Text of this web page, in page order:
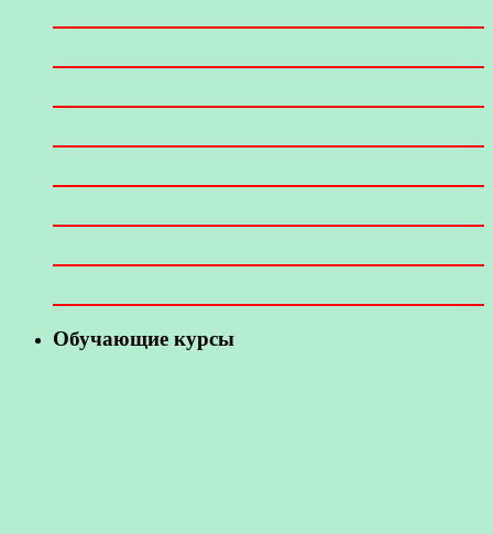
Обучающие курсы